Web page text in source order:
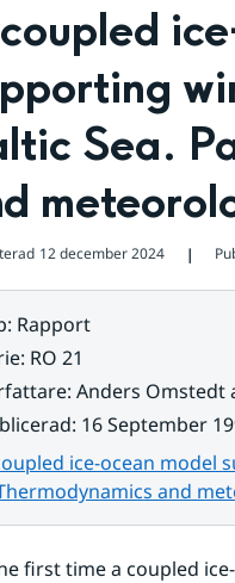
Sea.
12 december 2024 ❘
: Rapport
: RO 21
: Anders Omstedt
: 16 September
ice-ocean model
and
first time a coupled